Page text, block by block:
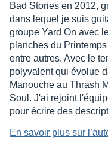
Bad Stories en 2012,
dans lequel je suis
groupe Yard On avec
planches du
entre autres. Avec le
polyvalent qui évolue
Manouche au Thrash
Soul. J'ai rejoint
pour écrire des
En savoir plus sur